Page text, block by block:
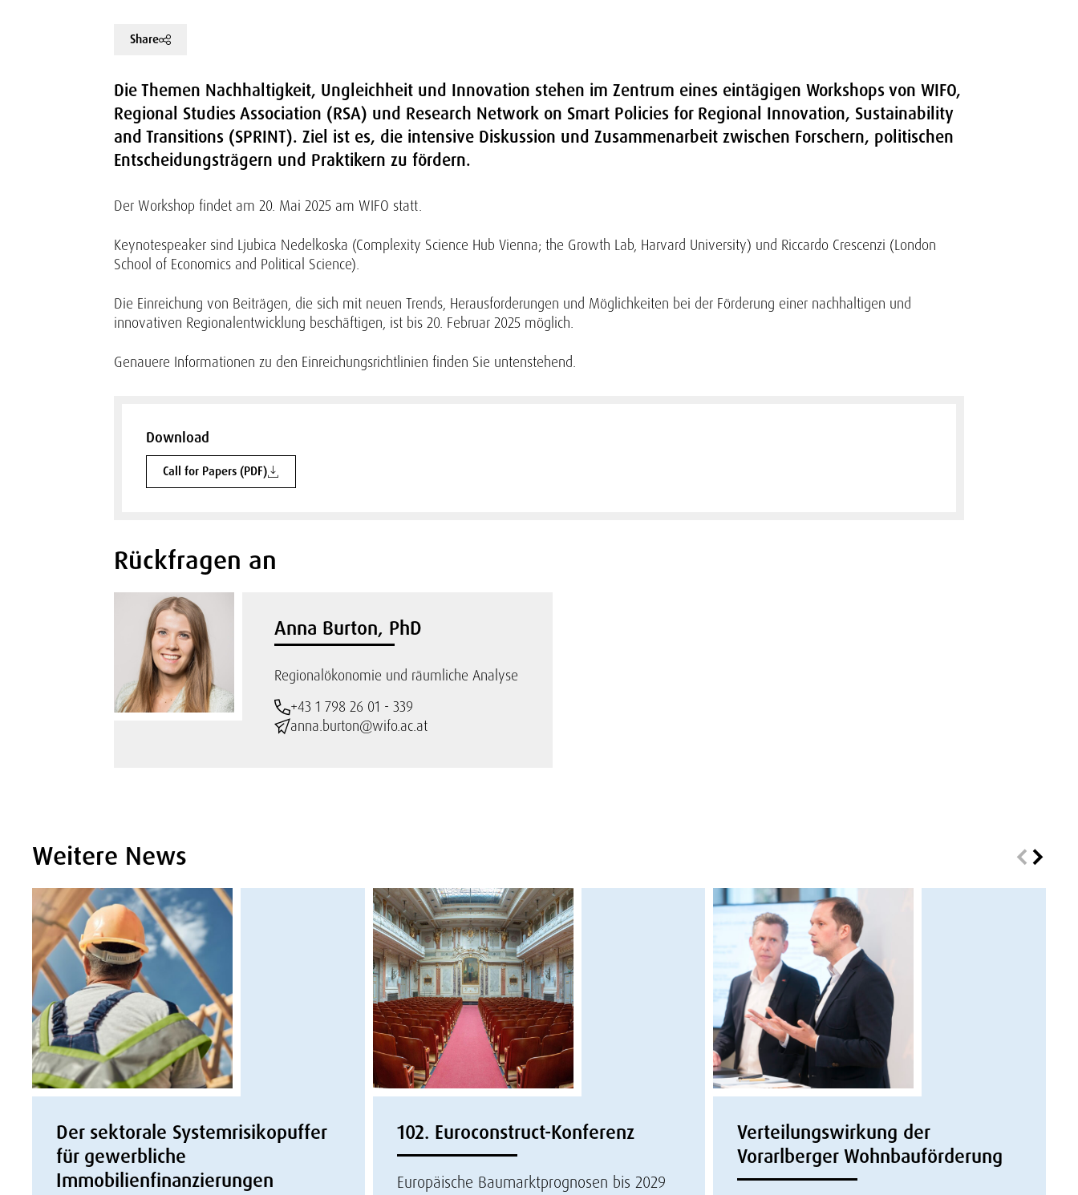
Share
Die Themen Nachhaltigkeit, Ungleichheit und Innovation stehen im Zentrum eines eintägigen Workshops von WIFO,
Regional Studies Association (RSA) und Research Network on Smart Policies for Regional Innovation, Sustainability
and Transitions (SPRINT). Ziel ist es, die intensive Diskussion und Zusammenarbeit zwischen Forschern, politischen
Entscheidungsträgern und Praktikern zu fördern.
Der Workshop findet am 20. Mai 2025 am WIFO statt.
Keynotespeaker sind Ljubica Nedelkoska (Complexity Science Hub Vienna; the Growth Lab, Harvard University) und Riccardo Crescenzi (London
School of Economics and Political Science).
Die Einreichung von Beiträgen, die sich mit neuen Trends, Herausforderungen und Möglichkeiten bei der Förderung einer nachhaltigen und
innovativen Regionalentwicklung beschäftigen, ist bis 20. Februar 2025 möglich.
Genauere Informationen zu den Einreichungsrichtlinien finden Sie untenstehend.
Download
Call for Papers (PDF)
Rückfragen an
Anna Burton, PhD
Regionalökonomie und räumliche Analyse
+43 1 798 26 01 - 339
anna.burton@wifo.ac.at
Weitere News
Der sektorale Systemrisikopuffer
für gewerbliche
Immobilienfinanzierungen
102. Euroconstruct-Konferenz
Europäische Baumarktprognosen bis 2029
Verteilungswirkung der
Vorarlberger Wohnbauförderung